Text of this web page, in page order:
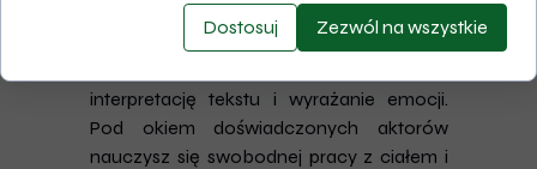
grupowych. Program dostosowujemy do
Twoich potrzeb, tak aby skutecznie
interpretację tekstu i wyrażanie emocji.
Pod okiem doświadczonych aktorów
nauczysz się swobodnej pracy z ciałem i
Dostosuj Zezwól na wszystkie